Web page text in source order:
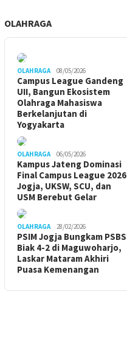
OLAHRAGA
OLAHRAGA 08/05/2026
Campus League Gandeng
UII, Bangun Ekosistem
Olahraga Mahasiswa
Berkelanjutan di
Yogyakarta
OLAHRAGA 06/05/2026
Kampus Jateng Dominasi
Final Campus League 2026
Jogja, UKSW, SCU, dan
USM Berebut Gelar
OLAHRAGA 28/02/2026
PSIM Jogja Bungkam PSBS
Biak 4-2 di Maguwoharjo,
Laskar Mataram Akhiri
Puasa Kemenangan